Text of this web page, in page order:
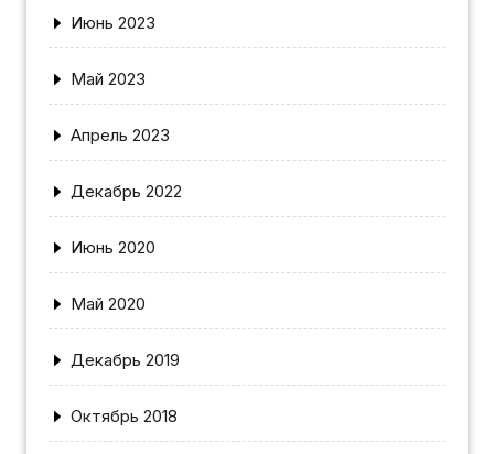
Июнь 2023
Май 2023
Апрель 2023
Декабрь 2022
Июнь 2020
Май 2020
Декабрь 2019
Октябрь 2018